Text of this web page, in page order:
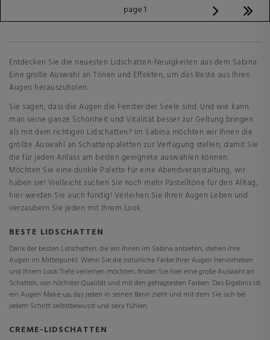
page 1
Entdecken Sie die neuesten Lidschatten-Neuigkeiten aus dem Sabina.
Eine große Auswahl an Tönen und Effekten, um das Beste aus Ihren
Augen herauszuholen.
Sie sagen, dass die Augen die Fenster der Seele sind. Und wie kann
man seine ganze Schönheit und Vitalität besser zur Geltung bringen
als mit dem richtigen Lidschatten? Im Sabina möchten wir Ihnen die
größte Auswahl an Schattenpaletten zur Verfügung stellen, damit Sie
die für jeden Anlass am besten geeignete auswählen können.
Möchten Sie eine dunkle Palette für eine Abendveranstaltung, wir
haben sie! Vielleicht suchen Sie noch mehr Pastelltöne für den Alltag,
hier werden Sie auch fündig! Verleihen Sie Ihren Augen Leben und
verzaubern Sie jeden mit Ihrem Look.
BESTE LIDSCHATTEN
Dank der besten Lidschatten, die wir Ihnen im Sabina anbieten, stehen Ihre
Augen im Mittelpunkt. Wenn Sie die natürliche Farbe Ihrer Augen hervorheben
und Ihrem Look Tiefe verleihen möchten, finden Sie hier eine große Auswahl an
Schatten, von höchster Qualität und mit den gefragtesten Farben. Das Ergebnis ist
ein Augen-Make-up, das jeden in seinen Bann zieht und mit dem Sie sich bei
jedem Schritt selbstbewusst und sexy fühlen.
CREME-LIDSCHATTEN